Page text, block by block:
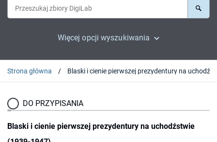
Więcej opcji wyszukiwania
Strona główna
DO PRZYPISANIA
Blaski i cienie pierwszej prezydentury na uchodźstwie